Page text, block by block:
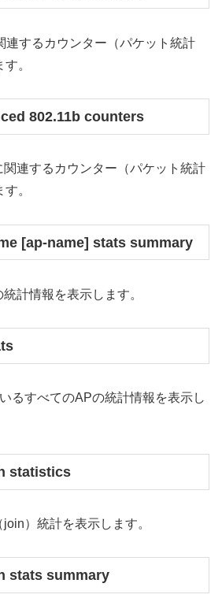
連するカウンター（パケット統計
。
802.11b counters
関連するカウンター（パケット統計
。
[ap-name] stats summary
計情報を表示します。
るすべてのAPの統計情報を表示し
statistics
）統計を表示します。
stats summary